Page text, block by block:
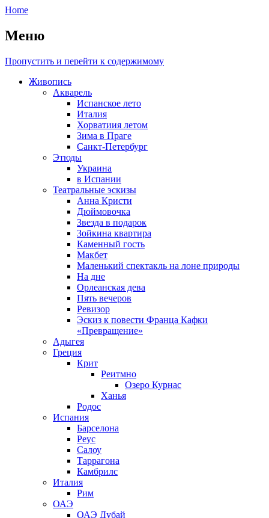
Home
Меню
Пропустить и перейти к содержимому
Живопись
Акварель
Испанское лето
Италия
Хорватиия летом
Зима в Праге
Санкт-Петербург
Этюды
Украина
в Испании
Театральные эскизы
Анна Кристи
Дюймовочка
Звезда в подарок
Зойкина квартира
Каменный гость
Макбет
Маленький спектакль на лоне природы
На дне
Орлеанская дева
Пять вечеров
Ревизор
Эскиз к повести Франца Кафки
«Превращение»
Адыгея
Греция
Крит
Реитмно
Озеро Курнас
Ханья
Родос
Испания
Барселона
Реус
Салоу
Таррагона
Камбрилс
Италия
Рим
ОАЭ
ОАЭ Дубай